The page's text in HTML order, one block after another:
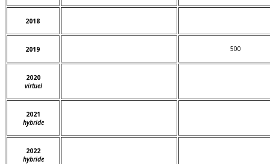
2018
2019 500
2020
virtuel
2021
hybride
2022
hybride